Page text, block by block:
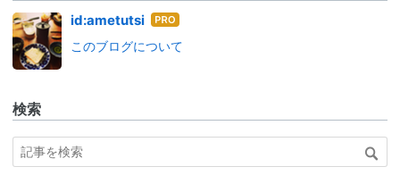
id:ametutsi はて
ログ
このブログについて
検索